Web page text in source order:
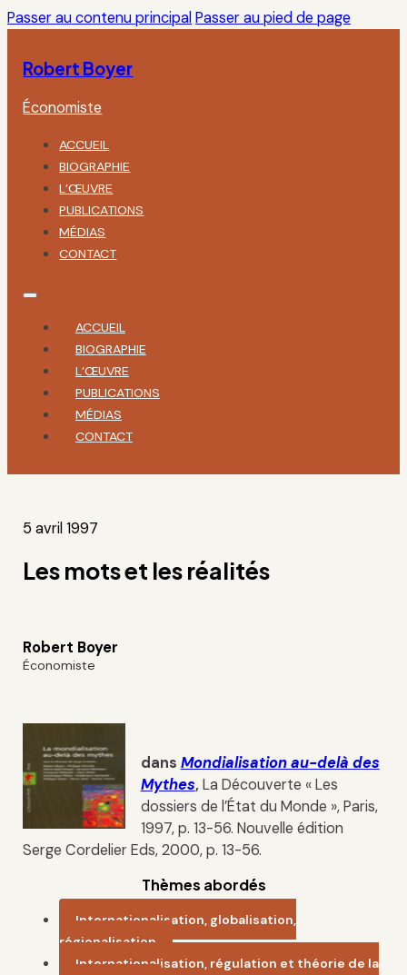
Passer au contenu principal Passer au pied de page
Robert Boyer
Économiste
ACCUEIL
BIOGRAPHIE
L’ŒUVRE
PUBLICATIONS
MÉDIAS
CONTACT
ACCUEIL
BIOGRAPHIE
L’ŒUVRE
PUBLICATIONS
MÉDIAS
CONTACT
5 avril 1997
Les mots et les réalités
Robert Boyer
Économiste
dans Mondialisation au-delà des
Mythes,La Découverte « Les
dossiers de l’État du Monde », Paris,
1997, p. 13-56. Nouvelle édition
Serge Cordelier Eds, 2000, p. 13-56.
Thèmes abordés
Internationalisation, globalisation,
régionalisation
Internationalisation, régulation et théorie de la